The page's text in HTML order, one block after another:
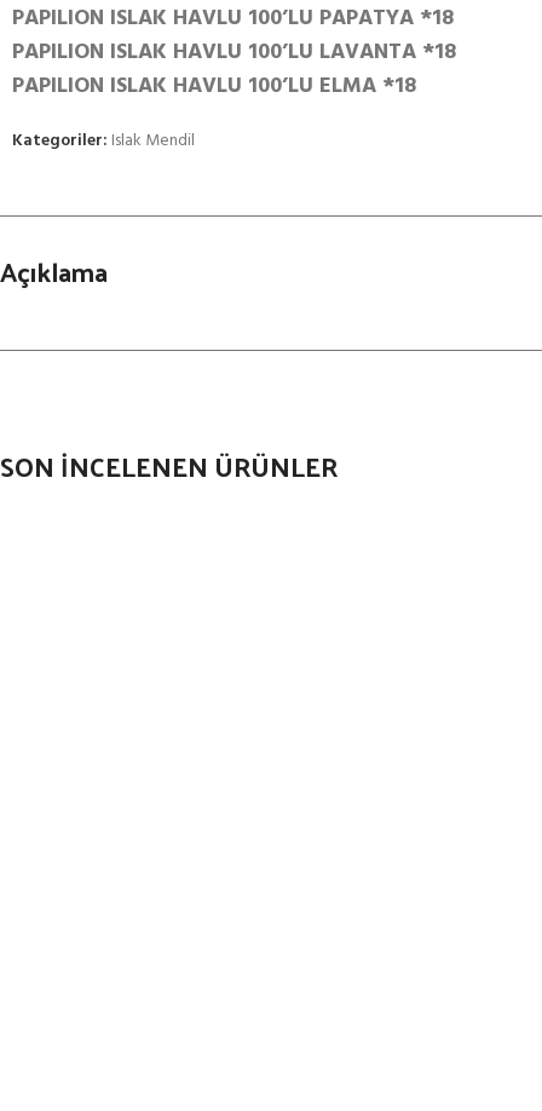
PAPILION ISLAK HAVLU 100’LU PAPATYA *18
PAPILION ISLAK HAVLU 100’LU LAVANTA *18
PAPILION ISLAK HAVLU 100’LU ELMA *18
Kategoriler: Islak Mendil
Açıklama
SON İNCELENEN ÜRÜNLER